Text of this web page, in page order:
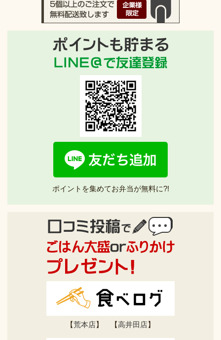
ポイントを集めてお弁当が無料に?!
【荒本店】 【高井田店】